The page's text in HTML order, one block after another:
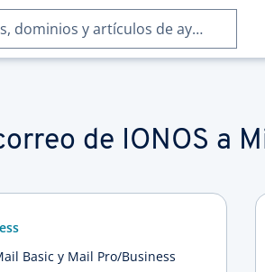
Buscar
funciones,
ayuda de IONOS a
Basic y Mail Pro/Business